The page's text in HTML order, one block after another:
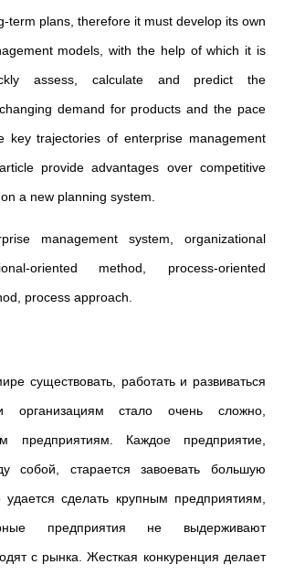
term plans, therefore it must develop its own
models, with the help of which it is
assess, calculate and predict the
demand for products and the pace
key trajectories of enterprise management
provide advantages over competitive
a new planning system.
management system, organizational
oriented method, process-oriented
process approach.
существовать, работать и развиваться
организациям стало очень сложно,
предприятиям. Каждое предприятие,
собой, старается завоевать большую
сделать крупным предприятиям,
предприятия не выдерживают
с рынка. Жесткая конкуренция делает